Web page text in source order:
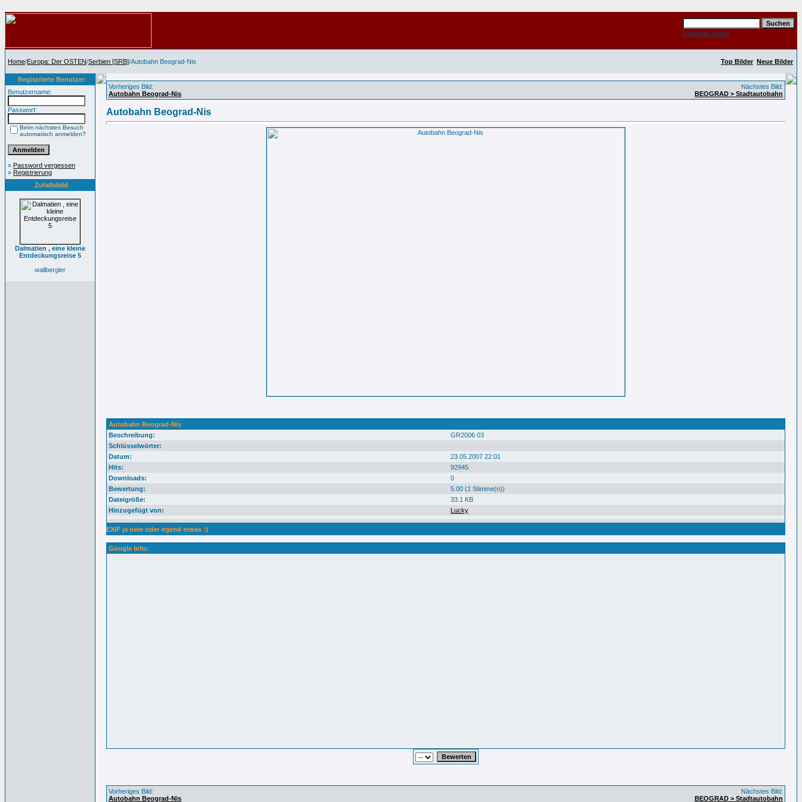
Erweiterte Suche
Home/Europa: Der OSTEN/Serbien [SRB]/Autobahn Beograd-Nis Top Bilder Neue Bilder
Registrierte Benutzer
Benutzername:
Passwort:
Beim nächsten Besuch
automatisch anmelden?
» Password vergessen
» Registrierung
Zufallsbild
Dalmatien , eine kleine
Entdeckungsreise 5
wallbergler
Vorheriges Bild:
Autobahn Beograd-Nis
Nächstes Bild:
BEOGRAD > Stadtautobahn
Autobahn Beograd-Nis
Autobahn Beograd-Nis
Beschreibung:
GR2006 03
Schlüsselwörter:
Datum:
23.05.2007 22:01
Hits:
92945
Downloads:
0
Bewertung:
5.00 (1 Stimme(n))
Dateigröße:
33.1 KB
Hinzugefügt von:
Lucky
EXIF ja nein oder irgend etwas :)
Google Info:
Vorheriges Bild:
Autobahn Beograd-Nis
Nächstes Bild:
BEOGRAD > Stadtautobahn